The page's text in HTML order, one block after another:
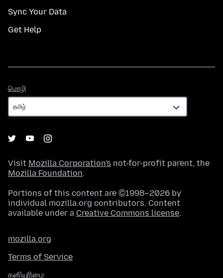
Sync Your Data
Get Help
மொழி
Visit Mozilla Corporation's not-for-profit parent, the
Mozilla Foundation.
Portions of this content are ©1998–2026 by
individual mozilla.org contributors. Content
available under a Creative Commons license.
mozilla.org
Terms of Service
தனியுரிமை